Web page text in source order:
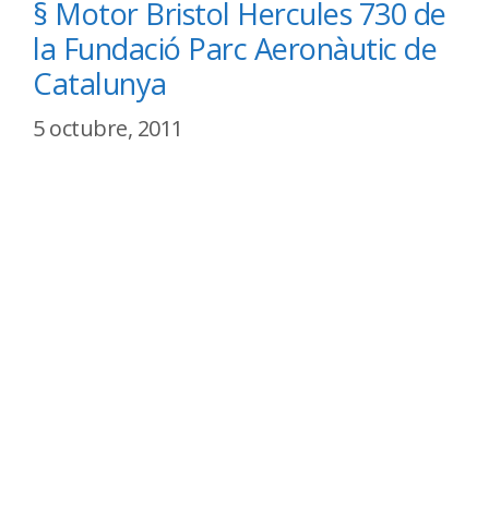
§ Motor Bristol Hercules 730 de
la Fundació Parc Aeronàutic de
Catalunya
5 octubre, 2011